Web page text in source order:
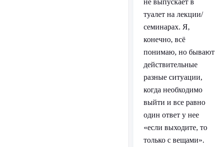
не выпускает в
туалет на лекции/
семинарах. Я,
конечно, всё
понимаю, но бывают
действительные
разные ситуации,
когда необходимо
выйти и все равно
один ответ у нее
«если выходите, то
только с вещами».